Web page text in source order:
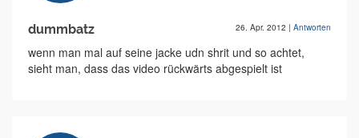
dummbatz 26. Apr. 2012 | Antworten
wenn man mal auf seine jacke udn shrit und so achtet,
sieht man, dass das video rückwärts abgespielt ist